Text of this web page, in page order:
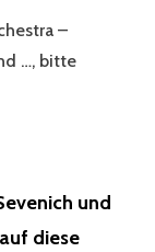
–
…, bitte
und
diese